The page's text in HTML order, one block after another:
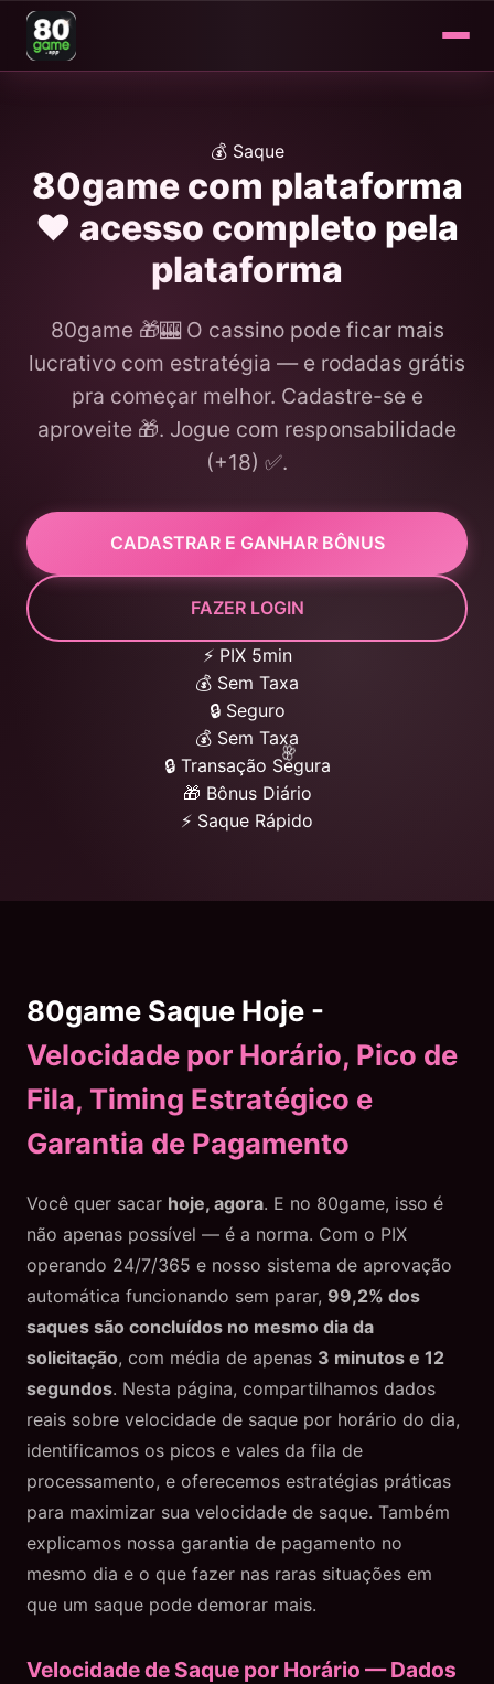
💰 Saque
80game com plataforma
❤️ acesso completo pela
plataforma
80game 🎁🎰 O cassino pode ficar mais
lucrativo com estratégia — e rodadas grátis
pra começar melhor. Cadastre-se e
aproveite 🎁. Jogue com responsabilidade
(+18) ✅.
CADASTRAR E GANHAR BÔNUS
FAZER LOGIN
⚡ PIX 5min
💰 Sem Taxa
🔒 Seguro
💰 Sem Taxa
🔒 Transação Segura
🎁 Bônus Diário
⚡ Saque Rápido
80game Saque Hoje -
Velocidade por Horário, Pico de
Fila, Timing Estratégico e
Garantia de Pagamento
Você quer sacar hoje, agora. E no 80game, isso é
não apenas possível — é a norma. Com o PIX
operando 24/7/365 e nosso sistema de aprovação
automática funcionando sem parar, 99,2% dos
saques são concluídos no mesmo dia da
solicitação, com média de apenas 3 minutos e 12
segundos. Nesta página, compartilhamos dados
reais sobre velocidade de saque por horário do dia,
identificamos os picos e vales da fila de
processamento, e oferecemos estratégias práticas
para maximizar sua velocidade de saque. Também
explicamos nossa garantia de pagamento no
mesmo dia e o que fazer nas raras situações em
que um saque pode demorar mais.
Velocidade de Saque por Horário — Dados